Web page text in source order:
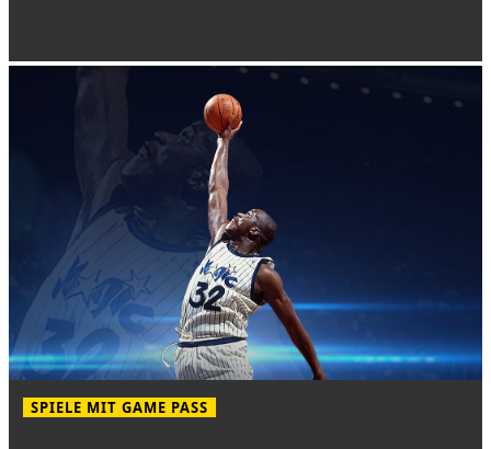
SPIELE MIT GAME PASS